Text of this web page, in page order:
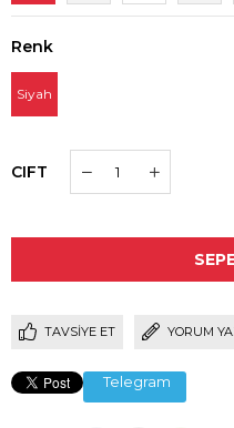
Renk
Siyah
CIFT
TAVSIYE ET YORUM
Telegram